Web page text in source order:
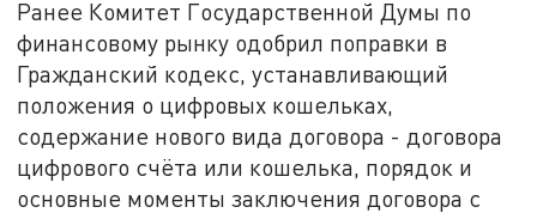
Ранее Комитет Государственной Думы по
финансовому рынку одобрил поправки в
Гражданский кодекс, устанавливающий
положения о цифровых кошельках,
содержание нового вида договора - договора
цифрового счёта или кошелька, порядок и
основные моменты заключения договора с